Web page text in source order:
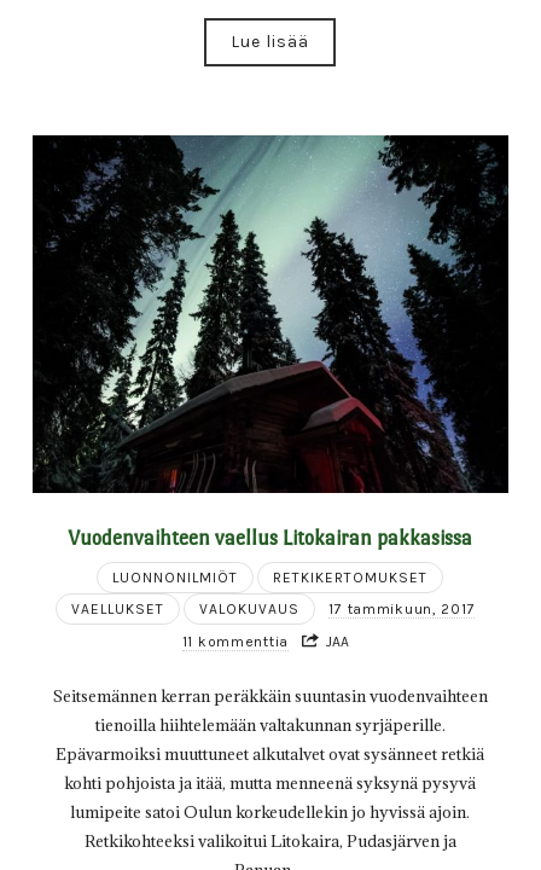
Lue lisää
Vuodenvaihteen vaellus Litokairan pakkasissa
LUONNONILMIÖT
RETKIKERTOMUKSET
VAELLUKSET
VALOKUVAUS
17 tammikuun, 2017
11 kommenttia
JAA
Seitsemännen kerran peräkkäin suuntasin vuodenvaihteen
tienoilla hiihtelemään valtakunnan syrjäperille.
Epävarmoiksi muuttuneet alkutalvet ovat sysänneet retkiä
kohti pohjoista ja itää, mutta menneenä syksynä pysyvä
lumipeite satoi Oulun korkeudellekin jo hyvissä ajoin.
Retkikohteeksi valikoitui Litokaira, Pudasjärven ja